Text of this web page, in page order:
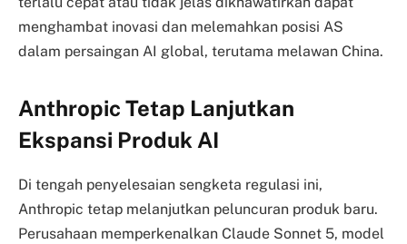
menghambat inovasi dan melemahkan posisi AS
dalam persaingan AI global, terutama melawan China.
Anthropic Tetap Lanjutkan
Ekspansi Produk AI
Di tengah penyelesaian sengketa regulasi ini,
Anthropic tetap melanjutkan peluncuran produk baru.
Perusahaan memperkenalkan Claude Sonnet 5, model